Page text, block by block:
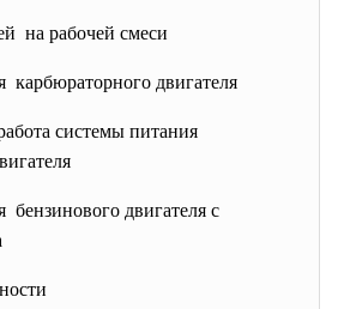
на рабочей смеси
карбюраторного двигателя
системы питания
бензинового двигателя с